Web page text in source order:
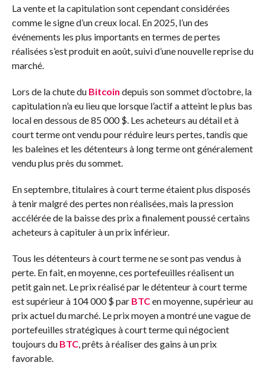
La vente et la capitulation sont cependant considérées
comme le signe d’un creux local. En 2025, l’un des
événements les plus importants en termes de pertes
réalisées s’est produit en août, suivi d’une nouvelle reprise du
marché.
Lors de la chute du Bitcoin depuis son sommet d’octobre, la
capitulation n’a eu lieu que lorsque l’actif a atteint le plus bas
local en dessous de 85 000 $. Les acheteurs au détail et à
court terme ont vendu pour réduire leurs pertes, tandis que
les baleines et les détenteurs à long terme ont généralement
vendu plus près du sommet.
En septembre,titulaires à court termeétaient plus disposés
à tenir malgré des pertes non réalisées, mais la pression
accélérée de la baisse des prix a finalement poussé certains
acheteurs à capituler à un prix inférieur.
Tous les détenteurs à court terme ne se sont pas vendus à
perte. En fait, en moyenne, ces portefeuilles réalisent un
petit gain net. Le prix réalisé par le détenteur à court terme
est supérieur à 104 000 $par BTCen moyenne, supérieur au
prix actuel du marché. Le prix moyen a montré une vague de
portefeuilles stratégiques à court terme qui négocient
toujours du BTC, prêts à réaliser des gains à un prix
favorable.